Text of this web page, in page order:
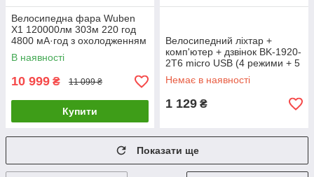
Велосипедна фара Wuben
X1 120000лм 303м 220 год
4800 мА·год з охолодженням
(7 режимів) Білий
В наявності
10 999 ₴ 11 099 ₴
Купити
Велосипедний ліхтар +
комп'ютер + дзвінок BK-1920-
2T6 micro USB (4 режими + 5
дзвінків)
Немає в наявності
1 129 ₴
Показати ще